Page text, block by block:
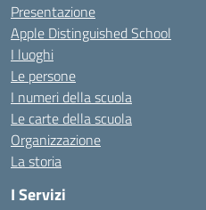
Presentazione
Apple Distinguished School
I luoghi
Le persone
I numeri della scuola
Le carte della scuola
Organizzazione
La storia
I Servizi